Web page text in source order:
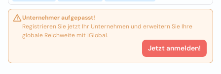
Unternehmer aufgepasst!
Registrieren Sie jetzt Ihr Unternehmen und erweitern Sie Ihre
globale Reichweite mit iGlobal.
Jetzt anmelden!